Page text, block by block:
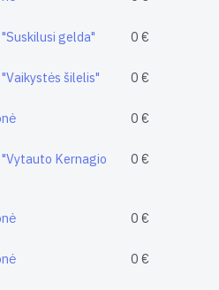
gelda" 0 €
šilelis" 0 €
0 €
Kernagio
0 €
0 €
0 €